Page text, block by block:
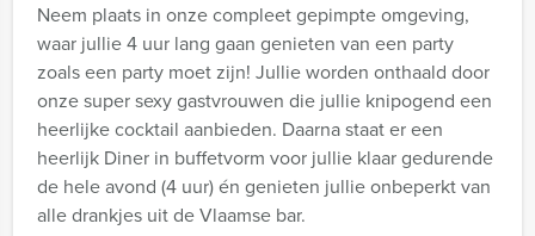
Neem plaats in onze compleet gepimpte omgeving,
waar jullie 4 uur lang gaan genieten van een party
zoals een party moet zijn! Jullie worden onthaald door
onze super sexy gastvrouwen die jullie knipogend een
heerlijke cocktail aanbieden. Daarna staat er een
heerlijk Diner in buffetvorm voor jullie klaar gedurende
de hele avond (4 uur) én genieten jullie onbeperkt van
alle drankjes uit de Vlaamse bar.